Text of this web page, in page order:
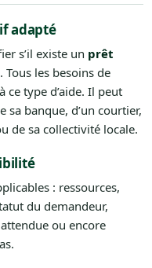
adapté
s’il existe un prêt
. Tous les besoins de
ce type d’aide. Il peut
sa banque, d’un courtier,
de sa collectivité locale.
: ressources,
du demandeur,
ou encore